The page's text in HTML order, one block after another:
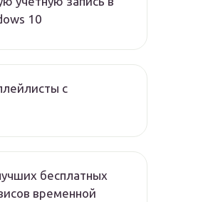
10
с
бесплатных
временной